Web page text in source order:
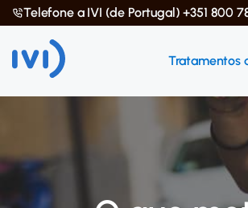
Telefone a IVI (de Portugal) +351 800
Tratamentos